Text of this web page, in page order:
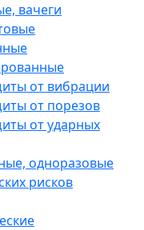
вачеги
от вибрации
от порезов
от ударных
одноразовые
рисков